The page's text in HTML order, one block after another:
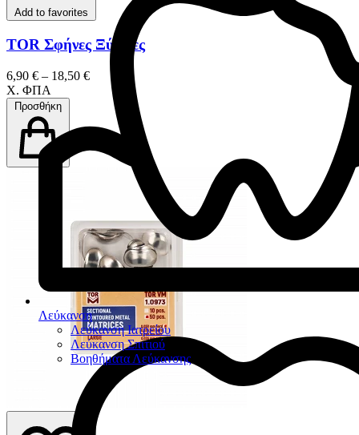
Λεύκανση
Λεύκανση Ιατρείου
Λεύκανση Σπιτιού
Βοηθήματα Λεύκανσης
Add to favorites
TOR Σφήνες Ξύλινες
6,90 € – 18,50 €
Χ. ΦΠΑ
Προσθήκη